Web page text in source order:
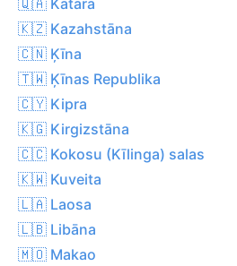
🇰🇿 Kazahstāna
🇨🇳 Ķīna
🇹🇼 Ķīnas Republika
🇨🇾 Kipra
🇰🇬 Kirgizstāna
🇨🇨 Kokosu (Kīlinga) salas
🇰🇼 Kuveita
🇱🇦 Laosa
🇱🇧 Libāna
🇲🇴 Makao